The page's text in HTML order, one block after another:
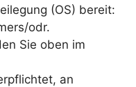
(OS) bereit:
odr.
Sie oben im
an